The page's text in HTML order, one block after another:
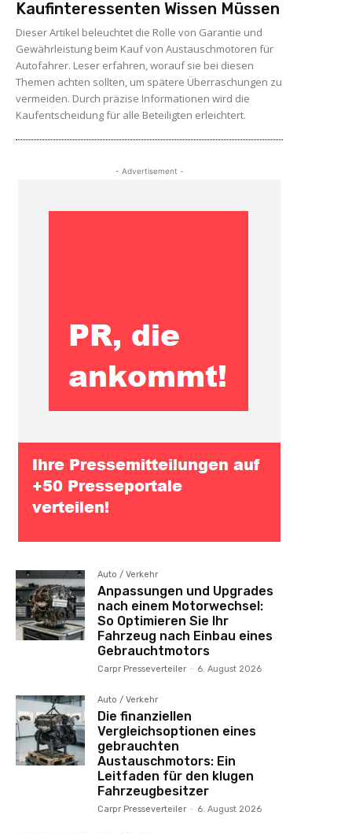
Kaufinteressenten Wissen Müssen
Dieser Artikel beleuchtet die Rolle von Garantie und
Gewährleistung beim Kauf von Austauschmotoren für
Autofahrer. Leser erfahren, worauf sie bei diesen
Themen achten sollten, um spätere Überraschungen zu
vermeiden. Durch präzise Informationen wird die
Kaufentscheidung für alle Beteiligten erleichtert.
- Advertisement -
Auto / Verkehr
Anpassungen und Upgrades
nach einem Motorwechsel:
So Optimieren Sie Ihr
Fahrzeug nach Einbau eines
Gebrauchtmotors
Carpr Presseverteiler - 6. August 2026
Auto / Verkehr
Die finanziellen
Vergleichsoptionen eines
gebrauchten
Austauschmotors: Ein
Leitfaden für den klugen
Fahrzeugbesitzer
Carpr Presseverteiler - 6. August 2026